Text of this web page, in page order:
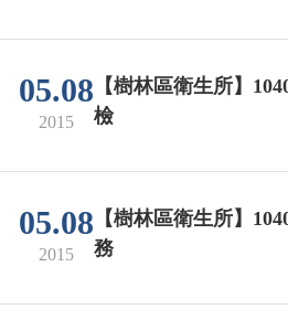
05.08
2015
【樹林區衛生所】
檢
05.08
2015
【樹林區衛生所】
務